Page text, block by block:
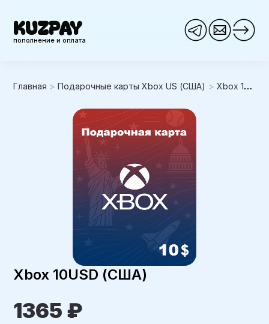
KUZPAY
пополнение и оплата
Главная >Подарочные карты Xbox US (США) >Xbox 10USD (США)
Xbox 10USD (США)
1365 ₽